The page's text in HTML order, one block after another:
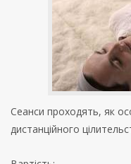
Сеанси проходять, як
дистанційного